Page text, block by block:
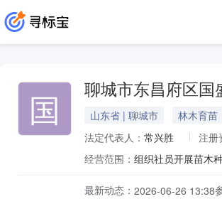
国 聊城市东昌府区国
山东省 | 聊城市 林木育苗
法定代表人： 常兴胜 注册
经营范围：
最新动态： 2026-06-26 13:38